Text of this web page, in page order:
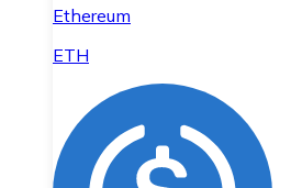
Ethereum
ETH